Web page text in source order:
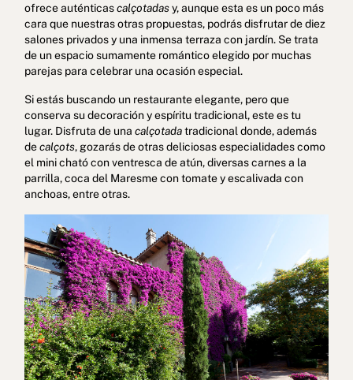
ofrece auténticascalçotadasy, aunque esta es un poco más
cara que nuestras otras propuestas, podrás disfrutar de diez
salones privados y una inmensa terraza con jardín. Se trata
de un espacio sumamente romántico elegido por muchas
parejas para celebrar una ocasión especial.
Si estás buscando un restaurante elegante, pero que
conserva su decoración y espíritu tradicional, este es tu
lugar. Disfruta de una calçotadatradicional donde, además
decalçots, gozarás de otras deliciosas especialidades como
el mini cható con ventresca de atún, diversas carnes a la
parrilla, coca del Maresme con tomate y escalivada con
anchoas, entre otras.